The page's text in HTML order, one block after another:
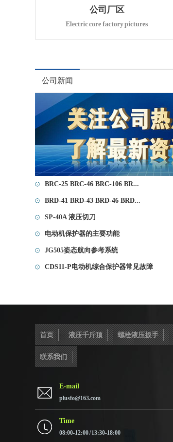
公司厂区
Electric core factory pictures
公司新闻
BRC-25 BRC-46 BRC-106 BR...
BRD-41 BRD-43 BRD-46 BRD...
SP-40A 液压切刀
电动机保护器的主要功能
JG505姿态航向参考系统
CDS11-P电动机综合保护器常见故障
首页 液压千斤顶 螺栓液压扳手
联系我们
E-mail
plusfo@163.com
Time
08:00-12:00 / 13:30-18:00